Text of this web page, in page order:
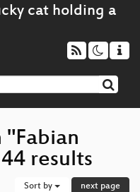
"Fabian
results
Sort by next page